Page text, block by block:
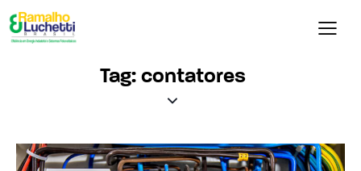
Tag: contatores